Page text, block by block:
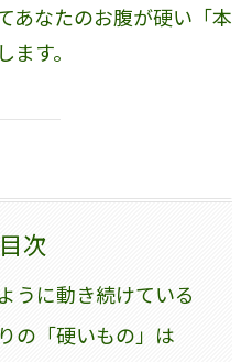
あなたのお腹が硬い「本
す。
目次
うに動き続けている
の「硬いもの」は